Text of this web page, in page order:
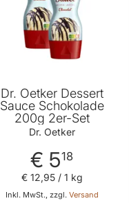
Dr. Oetker Dessert
Sauce Schokolade
200g 2er-Set
Dr. Oetker
€ 518
Inkl. MwSt., zzgl. Versand
€ 12,95/ 1 kg